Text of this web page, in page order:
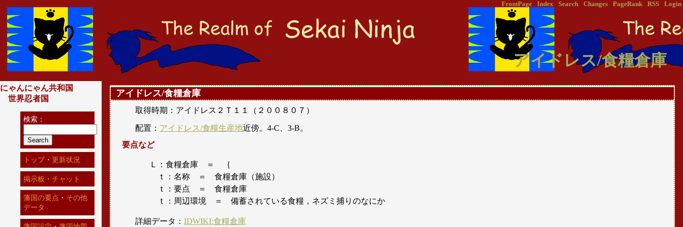
FrontPage Index Search Changes PageRank RSS Login
アイドレス/食糧倉庫
アイドレス/食糧倉庫
取得時期：アイドレス２Ｔ１１（２００８０７）
配置： アイドレス/食糧生産地近傍。4-C、3-B。
要点など
Ｌ：食糧倉庫 ＝ ｛
ｔ：名称 ＝ 食糧倉庫（施設）
ｔ：要点 ＝ 食糧倉庫
ｔ：周辺環境 ＝ 備蓄されている食糧，ネズミ捕りのなにか
詳細データ： IDWIKI:食糧倉庫
にゃんにゃん共和国
世界忍者国
検索：
トップ・ 更新状況
掲示板・チャット
藩国の要点 ・ その他
データ